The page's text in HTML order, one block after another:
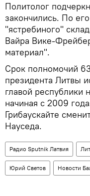
Политолог
закончились. По
"ястребиного"
Вайра Вике-
материал".
Срок полномочий
президента Литвы
главой республики
начиная с 2009
Грибаускайте
Науседа.
Радио Sputnik Латвия
Юрий Светов Новости